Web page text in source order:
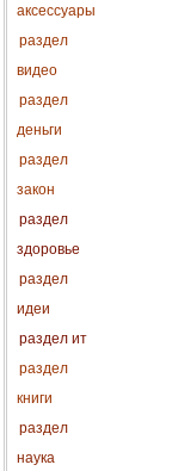
аксессуары
раздел
видео
раздел
деньги
раздел
закон
раздел
здоровье
раздел
идеи
раздел ит
раздел
книги
раздел
наука